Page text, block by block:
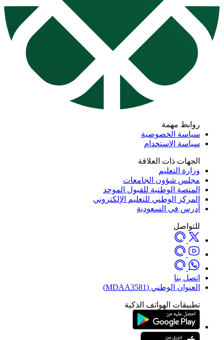
روابط مهمة
سياسة الخصوصية
سياسة الإستخدام
الجهات ذات العلاقة
وزارة التعليم
مجلس شؤون الجامعات
المنصة الوطنية للقبول الموحد
المركز الوطني للتعليم الإلكتروني
أدرس في السعودية
للتواصل
اتصل بنا
العنوان الوطني (MDAA3581)
تطبيقات الهواتف الذكية